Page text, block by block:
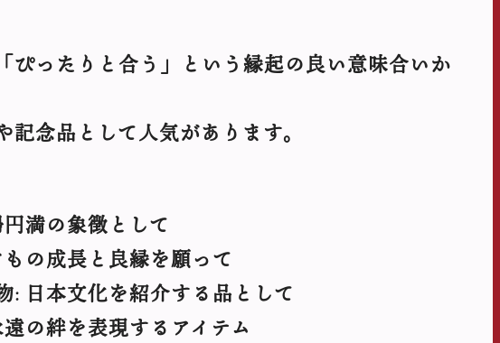
ぴったりと合う」という縁起の良い意味合いか
記念品として人気があります。
満の象徴として
の成長と良縁を願って
: 日本文化を紹介する品として
の絆を表現するアイテム